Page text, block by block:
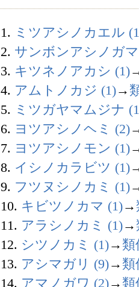
1. ミツアシノカエル
2. サンボンアシノガ
3. キツネノアカシ (1)
4. アムトノカジ (1)→
5. ミツガヤマムジナ
6. ヨツアシノヘミ (2)
7. ヨツアシノモン (1)
8. イシノカラビツ (1)
9. フツヌシノカミ (1)
10. キビツノカマ (1)→
11. アラシノカミ (1)→
12. シツノカミ (1)→ 類
13. アシマガリ (9)→ 類
14. アマノガワ (2)→ 類